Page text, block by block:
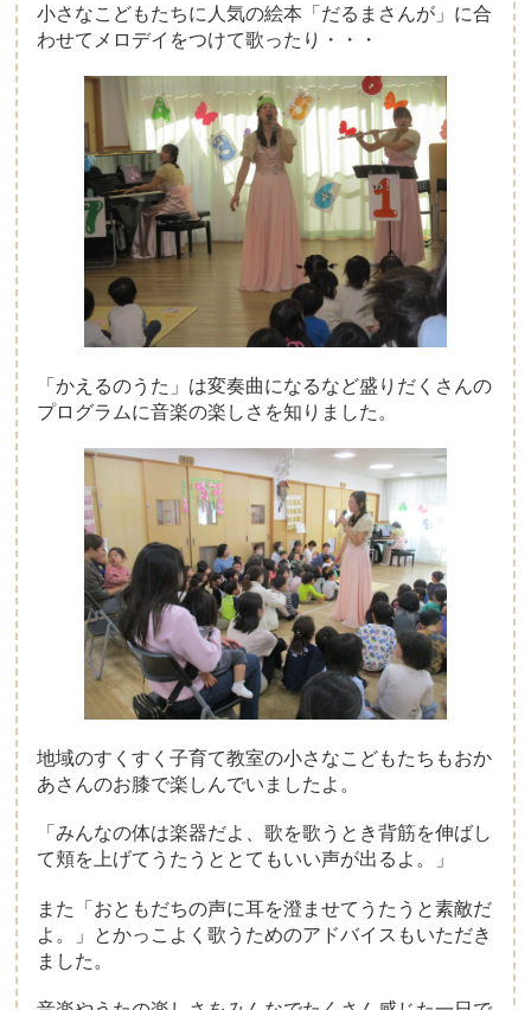
小さなこどもたちに人気の絵本「だるまさんが」に合
わせてメロデイをつけて歌ったり・・・
「かえるのうた」は変奏曲になるなど盛りだくさんの
プログラムに音楽の楽しさを知りました。
地域のすくすく子育て教室の小さなこどもたちもおか
あさんのお膝で楽しんでいましたよ。
「みんなの体は楽器だよ、歌を歌うとき背筋を伸ばし
て頬を上げてうたうととてもいい声が出るよ。」
また「おともだちの声に耳を澄ませてうたうと素敵だ
よ。」とかっこよく歌うためのアドバイスもいただき
ました。